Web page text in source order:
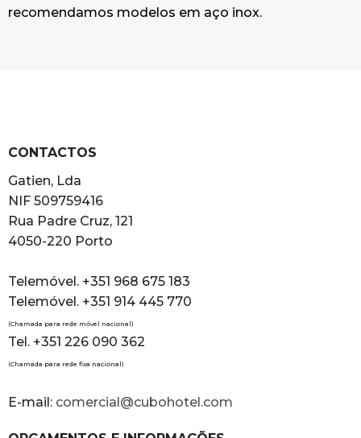
recomendamos modelos em aço inox.
CONTACTOS
Gatien, Lda
NIF 509759416
Rua Padre Cruz, 121
4050-220 Porto
Telemóvel. +351 968 675 183
Telemóvel. +351 914 445 770
(Chamada para rede móvel nacional)
Tel. +351 226 090 362
(Chamada para rede fixa nacional)
E-mail: comercial@cubohotel.com